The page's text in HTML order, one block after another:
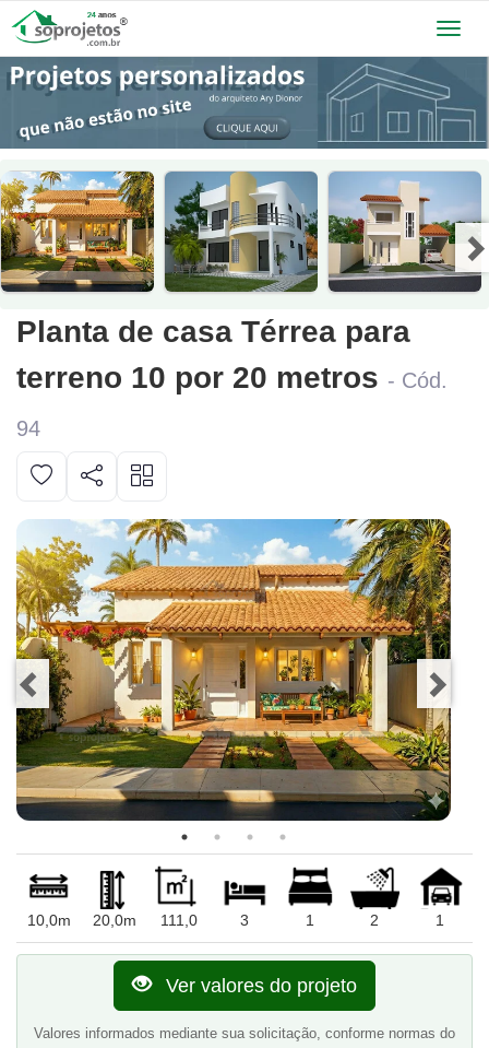
Planta de casa Térrea para
terreno 10 por 20 metros - Cód.
94
10,0m 20,0m 111,0 3 1 2 1
Ver valores do projeto
Valores informados mediante sua solicitação, conforme normas do